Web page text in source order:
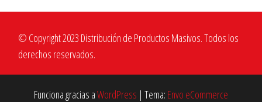
© Copyright 2023 Distribución de Productos Masivos. Todos los
derechos reservados.
Funciona gracias aWordPress | Tema: Envo eCommerce